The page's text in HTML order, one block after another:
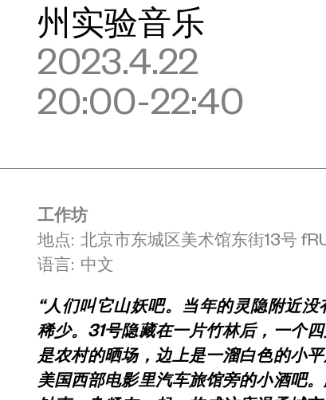
州实验音乐
2023.4.22
20:00-22:40
工作坊
地点: 北京市东城区美术馆东街13号
语言: 中文
“人们叫它山妖吧。当年的灵隐附近
稀少。31号隐藏在一片竹林后，一个
是农村的晒场，边上是一溜白色的小
美国西部电影里汽车旅馆旁的小酒吧